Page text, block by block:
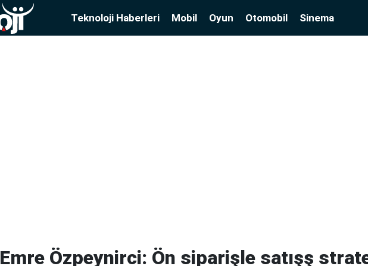
Teknoloji Haberleri Mobil Oyun Otomobil Sinema
Emre Özpeynirci: Ön siparişle satışş